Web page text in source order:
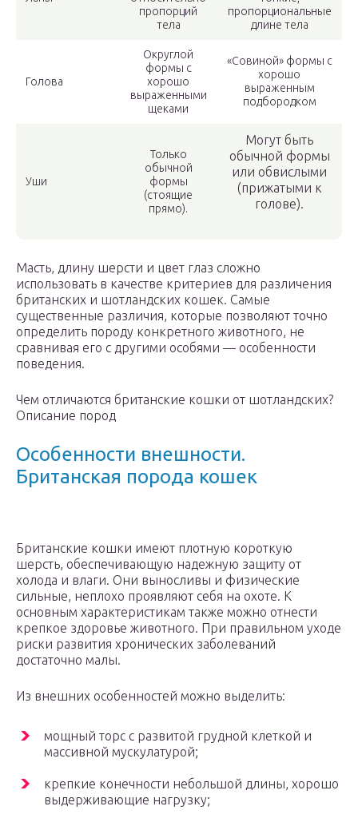
пропорций
тела
пропорциональные
длине тела
Голова
Округлой
формы с
хорошо
выраженными
щеками
«Совиной» формы с
хорошо
выраженным
подбородком
Уши
Только
обычной
формы
(стоящие
прямо).
Могут быть
обычной формы
или обвислыми
(прижатыми к
голове).
Масть, длину шерсти и цвет глаз сложно
использовать в качестве критериев для различения
британских и шотландских кошек. Самые
существенные различия, которые позволяют точно
определить породу конкретного животного, не
сравнивая его с другими особями — особенности
поведения.
Чем отличаются британские кошки от шотландских?
Описание пород
Особенности внешности.
Британская порода кошек
Британские кошки имеют плотную короткую
шерсть, обеспечивающую надежную защиту от
холода и влаги. Они выносливы и физические
сильные, неплохо проявляют себя на охоте. К
основным характеристикам также можно отнести
крепкое здоровье животного. При правильном уходе
риски развития хронических заболеваний
достаточно малы.
Из внешних особенностей можно выделить:
мощный торс с развитой грудной клеткой и
массивной мускулатурой;
крепкие конечности небольшой длины, хорошо
выдерживающие нагрузку;